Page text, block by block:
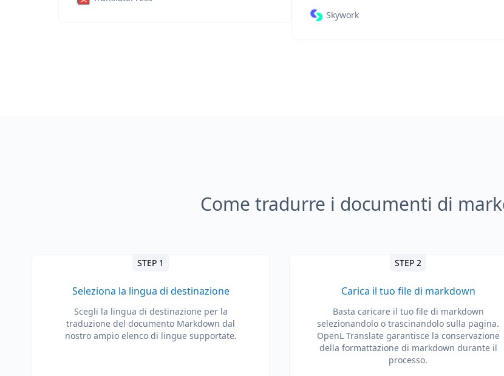
Skywork
Come tradurre i documenti di
STEP 1
Seleziona la lingua di destinazione
Scegli la lingua di destinazione per la
traduzione del documento Markdown dal
nostro ampio elenco di lingue supportate.
STEP 2
Carica il tuo file di markdown
Basta caricare il tuo file di markdown
selezionandolo o trascinandolo sulla pagina.
OpenL Translate garantisce la conservazione
della formattazione di markdown durante il
processo.